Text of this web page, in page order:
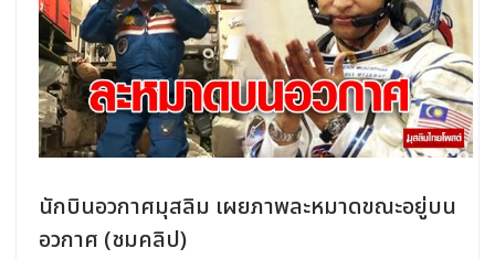
นักบินอวกาศมุสลิม เผยภาพละหมาดขณะอยู่บน
อวกาศ (ชมคลิป)